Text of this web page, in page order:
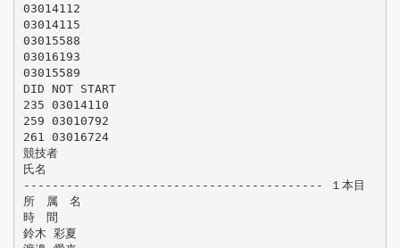
03014112
03014115
03015588
03016193
03015589
DID NOT START
235 03014110
259 03010792
261 03016724
競技者
氏名
------------------------------------------ １本目
所 属 名
時 間
鈴木 彩夏